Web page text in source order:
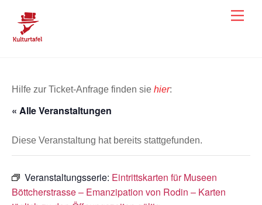
content
Hilfe zur Ticket-Anfrage finden sie hier:
« Alle Veranstaltungen
Diese Veranstaltung hat bereits stattgefunden.
Veranstaltungsserie: Eintrittskarten für Museen
Böttcherstrasse – Emanzipation von Rodin – Karten